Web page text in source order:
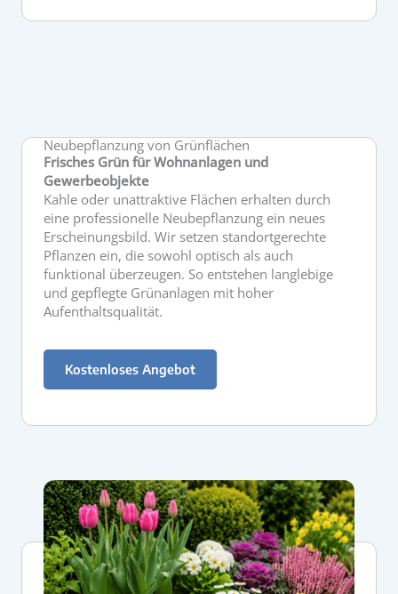
Neubepflanzung von Grünflächen
Frisches Grün für Wohnanlagen und
Gewerbeobjekte
Kahle oder unattraktive Flächen erhalten durch
eine professionelle Neubepflanzung ein neues
Erscheinungsbild. Wir setzen standortgerechte
Pflanzen ein, die sowohl optisch als auch
funktional überzeugen. So entstehen langlebige
und gepflegte Grünanlagen mit hoher
Aufenthaltsqualität.
Kostenloses Angebot